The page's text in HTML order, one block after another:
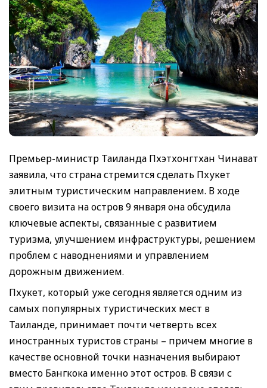
Премьер-министр Таиланда Пхэтхонгтхан Чинават
заявила, что страна стремится сделать Пхукет
элитным туристическим направлением. В ходе
своего визита на остров 9 января она обсудила
ключевые аспекты, связанные с развитием
туризма, улучшением инфраструктуры, решением
проблем с наводнениями и управлением
дорожным движением.
Пхукет, который уже сегодня является одним из
самых популярных туристических мест в
Таиланде, принимает почти четверть всех
иностранных туристов страны – причем многие в
качестве основной точки назначения выбирают
вместо Бангкока именно этот остров. В связи с